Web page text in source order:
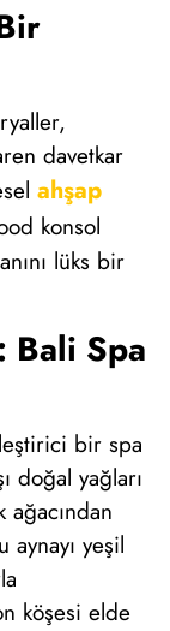
davetkar
ahşap
konsol
lüks bir
Bali Spa
bir spa
doğal yağları
yeşil
köşesi elde